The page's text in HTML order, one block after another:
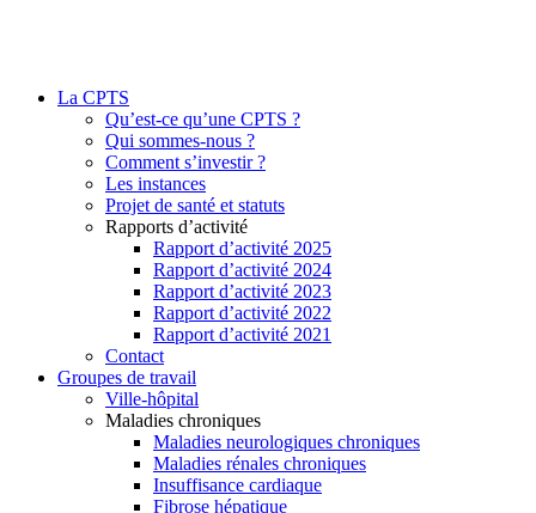
La CPTS
Qu’est-ce qu’une CPTS ?
Qui sommes-nous ?
Comment s’investir ?
Les instances
Projet de santé et statuts
Rapports d’activité
Rapport d’activité 2025
Rapport d’activité 2024
Rapport d’activité 2023
Rapport d’activité 2022
Rapport d’activité 2021
Contact
Groupes de travail
Ville-hôpital
Maladies chroniques
Maladies neurologiques chroniques
Maladies rénales chroniques
Insuffisance cardiaque
Fibrose hépatique